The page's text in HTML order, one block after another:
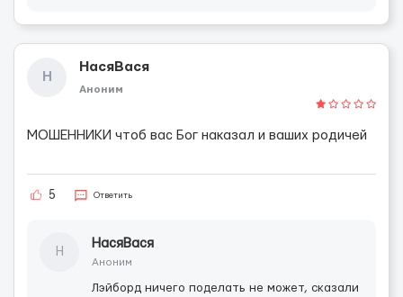
Н
НасяВася
Аноним
МОШЕННИКИ чтоб вас Бог наказал и ваших родичей
5 Ответить
Н
НасяВася
Аноним
Лэйборд ничего поделать не может, сказали